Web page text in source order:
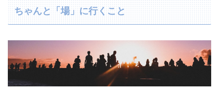
ちゃんと「場」に行くこと